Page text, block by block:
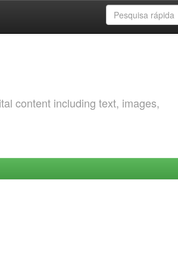
content including text, images,